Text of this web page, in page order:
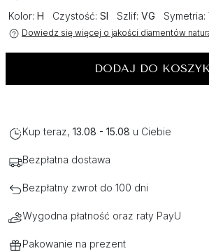
Kolor: H Czystość: SI Szlif: VG Symetria:
Dowiedz się więcej o jakości diamentów
DODAJ DO
Kup teraz, 13.08 - 15.08 u Ciebie
Bezpłatna dostawa
Bezpłatny zwrot do 100 dni
Wygodna płatność oraz raty PayU
Pakowanie na prezent